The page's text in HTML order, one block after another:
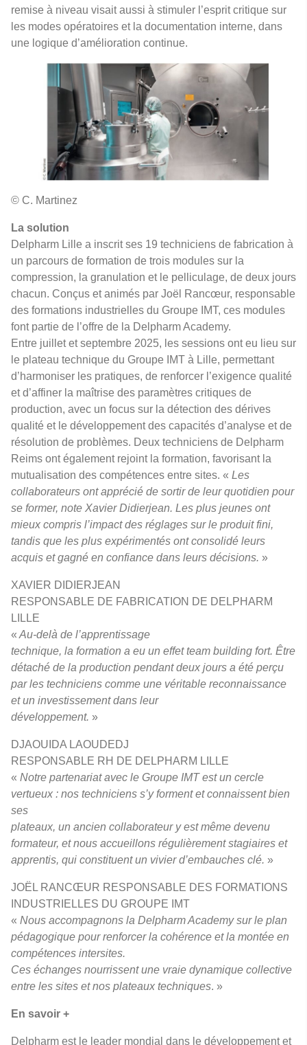
remise à niveau visait aussi à stimuler l’esprit critique sur
les modes opératoires et la documentation interne, dans
une logique d’amélioration continue.
© C. Martinez
La solution
Delpharm Lille a inscrit ses 19 techniciens de fabrication à
un parcours de formation de trois modules sur la
compression, la granulation et le pelliculage, de deux jours
chacun. Conçus et animés par Joël Rancœur, responsable
des formations industrielles du Groupe IMT, ces modules
font partie de l’offre de la Delpharm Academy.
Entre juillet et septembre 2025, les sessions ont eu lieu sur
le plateau technique du Groupe IMT à Lille, permettant
d’harmoniser les pratiques, de renforcer l’exigence qualité
et d’affiner la maîtrise des paramètres critiques de
production, avec un focus sur la détection des dérives
qualité et le développement des capacités d’analyse et de
résolution de problèmes. Deux techniciens de Delpharm
Reims ont également rejoint la formation, favorisant la
mutualisation des compétences entre sites. « Les
collaborateurs ont apprécié de sortir de leur quotidien pour
se former, note Xavier Didierjean. Les plus jeunes ont
mieux compris l’impact des réglages sur le produit fini,
tandis que les plus expérimentés ont consolidé leurs
acquis et gagné en confiance dans leurs décisions. »
XAVIER DIDIERJEAN
RESPONSABLE DE FABRICATION DE DELPHARM
LILLE
« Au-delà de l’apprentissage
technique, la formation a eu un effet team building fort. Être
détaché de la production pendant deux jours a été perçu
par les techniciens comme une véritable reconnaissance
et un investissement dans leur
développement. »
DJAOUIDA LAOUDEDJ
RESPONSABLE RH DE DELPHARM LILLE
« Notre partenariat avec le Groupe IMT est un cercle
vertueux : nos techniciens s’y forment et connaissent bien
ses
plateaux, un ancien collaborateur y est même devenu
formateur, et nous accueillons régulièrement stagiaires et
apprentis, qui constituent un vivier d’embauches clé. »
JOËL RANCŒUR RESPONSABLE DES FORMATIONS
INDUSTRIELLES DU GROUPE IMT
« Nous accompagnons la Delpharm Academy sur le plan
pédagogique pour renforcer la cohérence et la montée en
compétences intersites.
Ces échanges nourrissent une vraie dynamique collective
entre les sites et nos plateaux techniques. »
En savoir +
Delpharm est le leader mondial dans le développement et